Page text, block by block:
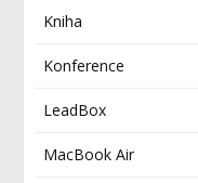
Kniha
Konference
LeadBox
MacBook Air